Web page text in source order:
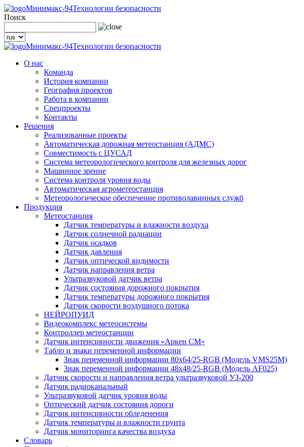
Минимакс-94Технологии безопасности
Поиск
Минимакс-94Технологии безопасности
О нас
Команда
История компании
География проектов
Работа в компании
Спецпроекты
Контакты
Решения
Реализованные проекты
Автоматическая дорожная метеостанция (АДМС)
Совместимость с ЦУСАД
Система метеорологического контроля для железных дорог
Машинное зрение
Система контроля уровня воды
Автоматическая агрометеостанция
Метеорологическое обеспечение противолавинных служб
Продукция
Метеостанция
Датчик температуры и влажности воздуха
Датчик солнечной радиации
Датчик осадков
Датчик давления
Датчик оптической видимости
Датчик направления ветра
Ультразвуковой датчик ветра
Датчик состояния дорожного покрытия
Датчик температуры дорожного покрытия
Датчик скорости воздушного потока
НЕЙРОПУИД
Видеокомплекс метеосистемы
Контроллер метеостанции
Датчик интенсивности движения «Аркен СМ»
Табло и знаки переменной информации
Знак переменной информации 80х64/25-RGB (Модель VMS25M)
Знак переменной информации 48х48/25-RGB (Модель АF025)
Датчик скорости и направления ветра ультразвуковой УЗ-200
Датчик радиоканальный
Ультразвуковой датчик уровня воды
Оптический датчик состояния дороги
Датчик интенсивности обледенения
Датчик температуры и влажности грунта
Датчик мониторинга качества воздуха
Словарь